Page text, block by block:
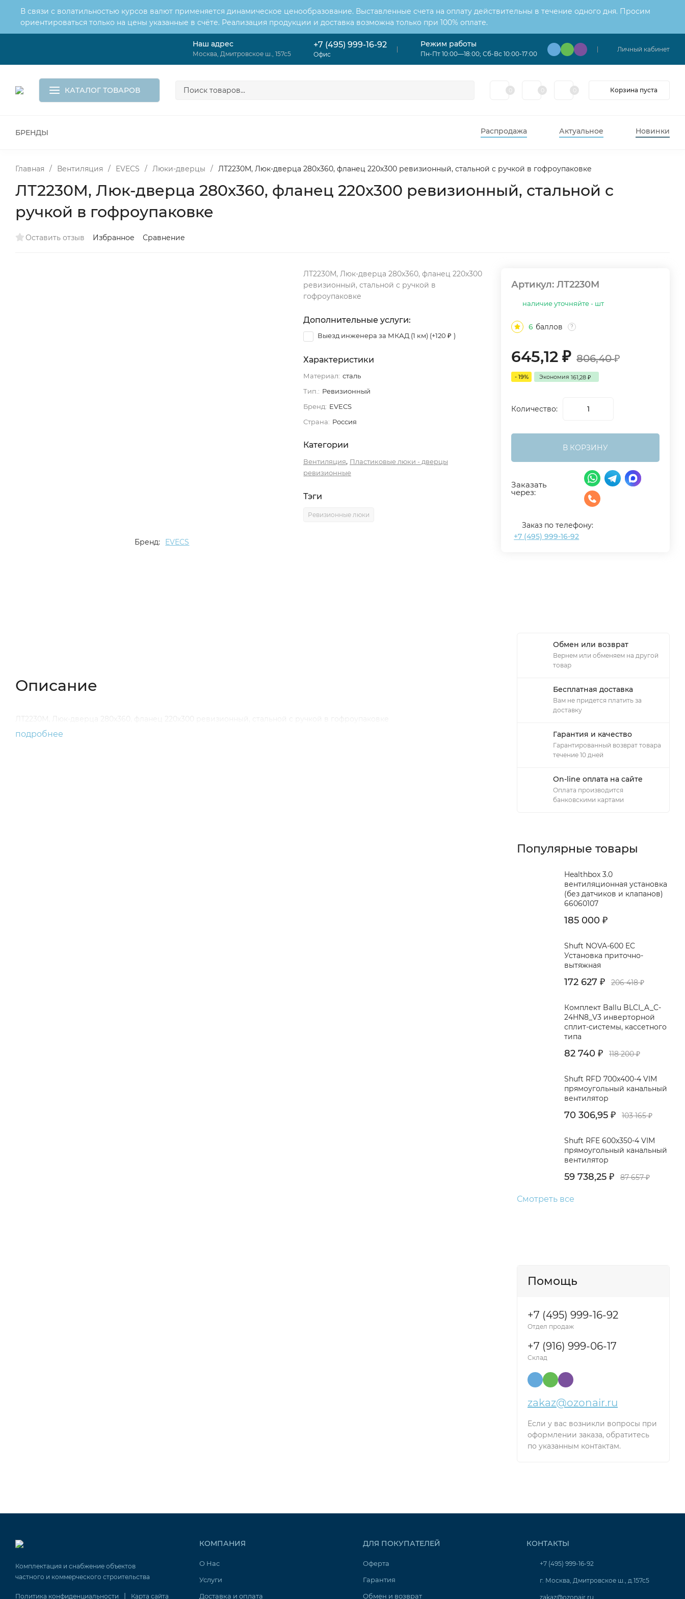
В связи с волатильностью курсов валют применяется динамическое ценообразование. Выставленные счета на оплату действительны в течение одного дня. Просим
ориентироваться только на цены указанные в счёте. Реализация продукции и доставка возможна только при 100% оплате.
Наш адрес
Москва, Дмитровское ш., 157с5
+7 (495) 999-16-92
Офис
Режим работы
Пн-Пт 10:00—18:00; Сб-Вс 10:00-17:00
Личный кабинет
КАТАЛОГ ТОВАРОВ Корзина пуста
БРЕНДЫ Распродажа Актуальное Новинки
Главная / Вентиляция / EVECS / Люки-дверцы / ЛТ2230М, Люк-дверца 280х360, фланец 220х300 ревизионный, стальной с ручкой в гофроупаковке
ЛТ2230М, Люк-дверца 280х360, фланец 220х300 ревизионный, стальной с
ручкой в гофроупаковке
Оставить отзыв Избранное Сравнение
Бренд: EVECS
ЛТ2230М, Люк-дверца 280х360, фланец 220х300
ревизионный, стальной с ручкой в
гофроупаковке
Дополнительные услуги:
Выезд инженера за МКАД (1 км) (+120 ₽ )
Характеристики
Материал: сталь
Тип.: Ревизионный
Бренд: EVECS
Страна: Россия
Категории
Вентиляция, Пластиковые люки - дверцы
ревизионные
Тэги
Ревизионные люки
Артикул:ЛТ2230М
наличие уточняйте - шт
6 баллов ?
645,12₽ 806,40₽
- 19% Экономия161,28₽
Количество:
В КОРЗИНУ
Заказать
через:
Заказ по телефону:
+7 (495) 999-16-92
Описание
ЛТ2230М, Люк-дверца 280х360, фланец 220х300 ревизионный, стальной с ручкой в гофроупаковке
подробнее
Обмен или возврат
Вернем или обменяем на другой
товар
Бесплатная доставка
Вам не придется платить за
доставку
Гарантия и качество
Гарантированный возврат товара
течение 10 дней
On-line оплата на сайте
Оплата производится
банковскими картами
Популярные товары
Healthbox 3.0
вентиляционная установка
(без датчиков и клапанов)
66060107
185 000 ₽
Shuft NOVA-600 EC
Установка приточно-
вытяжная
172 627 ₽ 206 418₽
Комплект Ballu BLCI_A_C-
24HN8_V3 инверторной
сплит-системы, кассетного
типа
82 740 ₽ 118 200₽
Shuft RFD 700x400-4 VIM
прямоугольный канальный
вентилятор
70 306,95 ₽ 103 165₽
Shuft RFE 600x350-4 VIM
прямоугольный канальный
вентилятор
59 738,25 ₽ 87 657₽
Смотреть все
Помощь
+7 (495) 999-16-92
Отдел продаж
+7 (916) 999-06-17
Склад
zakaz@ozonair.ru
Если у вас возникли вопросы при
оформлении заказа, обратитесь
по указанным контактам.
Комплектация и снабжение объектов
частного и коммерческого строительства
Политика конфиденциальности | Карта сайта
КОМПАНИЯ
О Нас
Услуги
Доставка и оплата
ДЛЯ ПОКУПАТЕЛЕЙ
Оферта
Гарантия
Обмен и возврат
КОНТАКТЫ
+7 (495) 999-16-92
г. Москва, Дмитровское ш., д.157с5
zakaz@ozonair.ru